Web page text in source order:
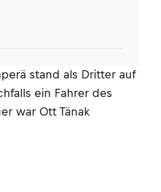
stand als Dritter auf
ein Fahrer des
war Ott Tänak